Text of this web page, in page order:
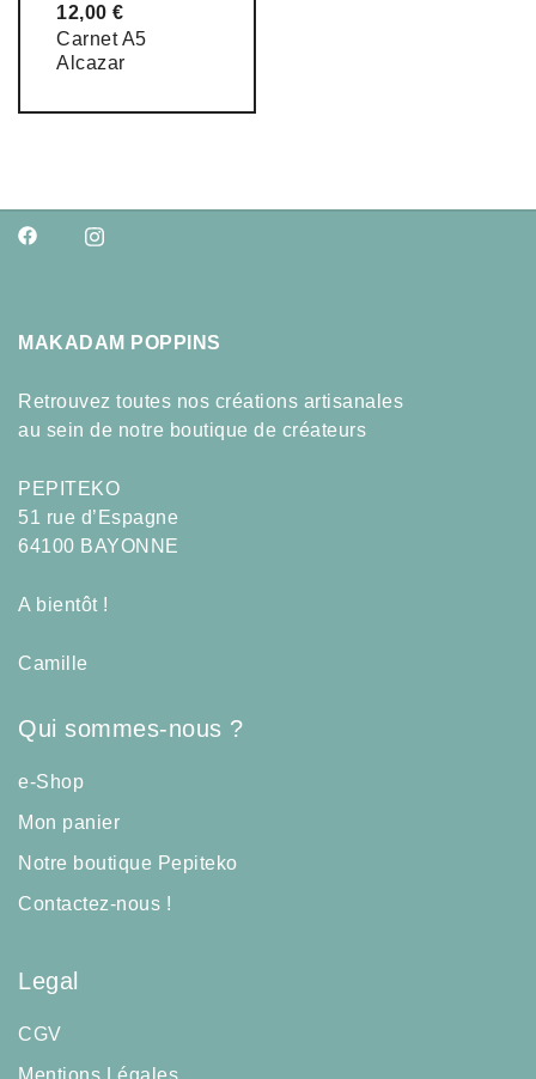
12,00 €
Carnet A5
Alcazar
MAKADAM POPPINS
Retrouvez toutes nos créations artisanales
au sein de notre boutique de créateurs
PEPITEKO
51 rue d’Espagne
64100 BAYONNE
A bientôt !
Camille
Qui sommes-nous ?
e-Shop
Mon panier
Notre boutique Pepiteko
Contactez-nous !
Legal
CGV
Mentions Légales